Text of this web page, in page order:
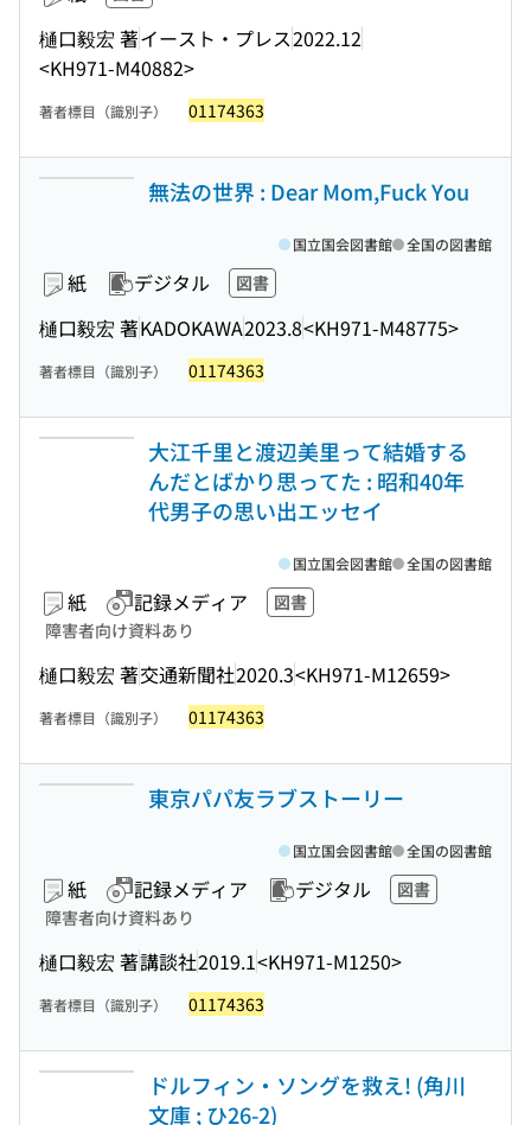
樋口毅宏 著イースト・プレス2022.12
<KH971-M40882>
著者標目（識別子） 01174363
無法の世界 : Dear Mom,Fuck You
紙 デジタル 図書
樋口毅宏 著KADOKAWA2023.8<KH971-M48775>
国立国会図書館 全国の図書館
著者標目（識別子） 01174363
大江千里と渡辺美里って結婚する
んだとばかり思ってた : 昭和40年
代男子の思い出エッセイ
紙 記録メディア
図書
障害者向け資料あり
樋口毅宏 著交通新聞社2020.3<KH971-M12659>
国立国会図書館 全国の図書館
著者標目（識別子） 01174363
東京パパ友ラブストーリー
紙 記録メディア デジタル
図書
障害者向け資料あり
樋口毅宏 著講談社2019.1<KH971-M1250>
国立国会図書館 全国の図書館
著者標目（識別子） 01174363
ドルフィン・ソングを救え! (角川
文庫 ; ひ26-2)